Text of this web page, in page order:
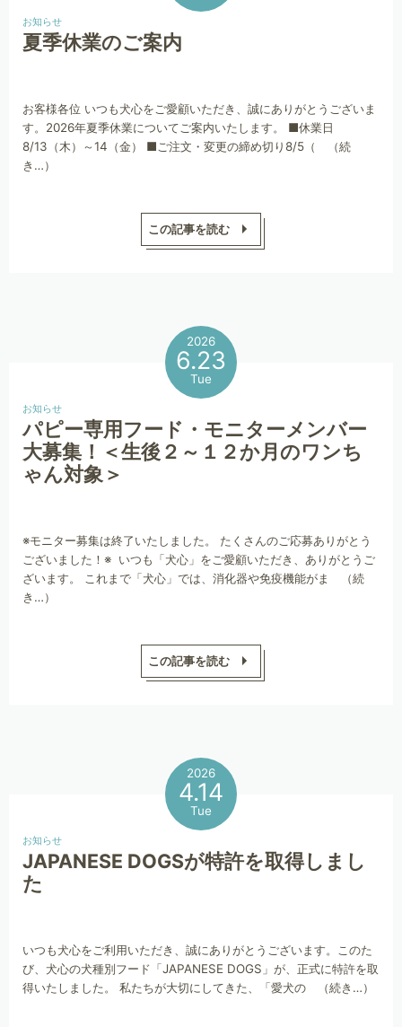
お知らせ
夏季休業のご案内
お客様各位 いつも犬心をご愛顧いただき、誠にありがとうございま
す。2026年夏季休業についてご案内いたします。 ■休業日
8/13（木）～14（金） ■ご注文・変更の締め切り8/5（ （続
き…）
この記事を読む
2026
6.23
Tue
お知らせ
パピー専用フード・モニターメンバー
大募集！＜生後２～１２か月のワンち
ゃん対象＞
※モニター募集は終了いたしました。 たくさんのご応募ありがとう
ございました！※ いつも「犬心」をご愛顧いただき、ありがとうご
ざいます。 これまで「犬心」では、消化器や免疫機能がま （続
き…）
この記事を読む
2026
4.14
Tue
お知らせ
JAPANESE DOGSが特許を取得しまし
た
いつも犬心をご利用いただき、誠にありがとうございます。このた
び、犬心の犬種別フード「JAPANESE DOGS」が、正式に特許を取
得いたしました。 私たちが大切にしてきた、「愛犬の （続き…）